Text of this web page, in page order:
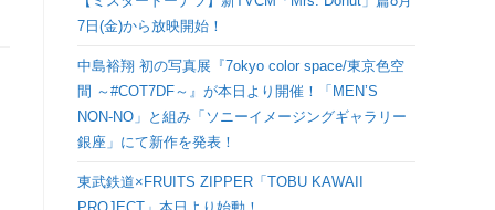
検
索
を
7日(金)から放映開始！
中島裕翔 初の写真展『7okyo color space/東京色空
間 ～#COT7DF～』が本日より開催！「MEN’S
NON-NO」と組み「ソニーイメージングギャラリー
銀座」にて新作を発表！
東武鉄道×FRUITS ZIPPER「TOBU KAWAII